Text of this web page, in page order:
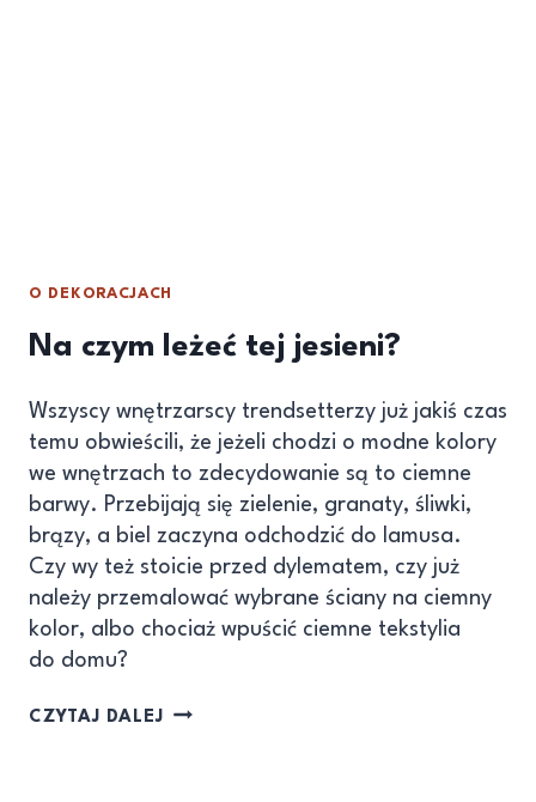
O DEKORACJACH
Na czym leżeć tej jesieni?
Wszyscy wnętrzarscy trendsetterzy już jakiś czas
temu obwieścili, że jeżeli chodzi o modne kolory
we wnętrzach to zdecydowanie są to ciemne
barwy. Przebijają się zielenie, granaty, śliwki,
brązy, a biel zaczyna odchodzić do lamusa.
Czy wy też stoicie przed dylematem, czy już
należy przemalować wybrane ściany na ciemny
kolor, albo chociaż wpuścić ciemne tekstylia
do domu?
CZYTAJ DALEJ